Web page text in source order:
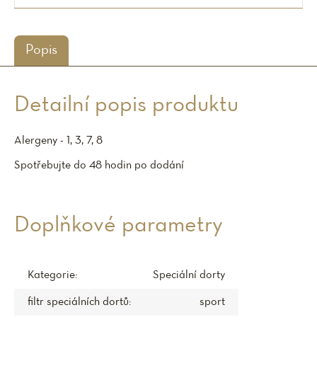
Popis
Detailní popis produktu
Alergeny - 1, 3, 7, 8
Spotřebujte do 48 hodin po dodání
Doplňkové parametry
Kategorie: Speciální dorty
filtr speciálních dortů: sport